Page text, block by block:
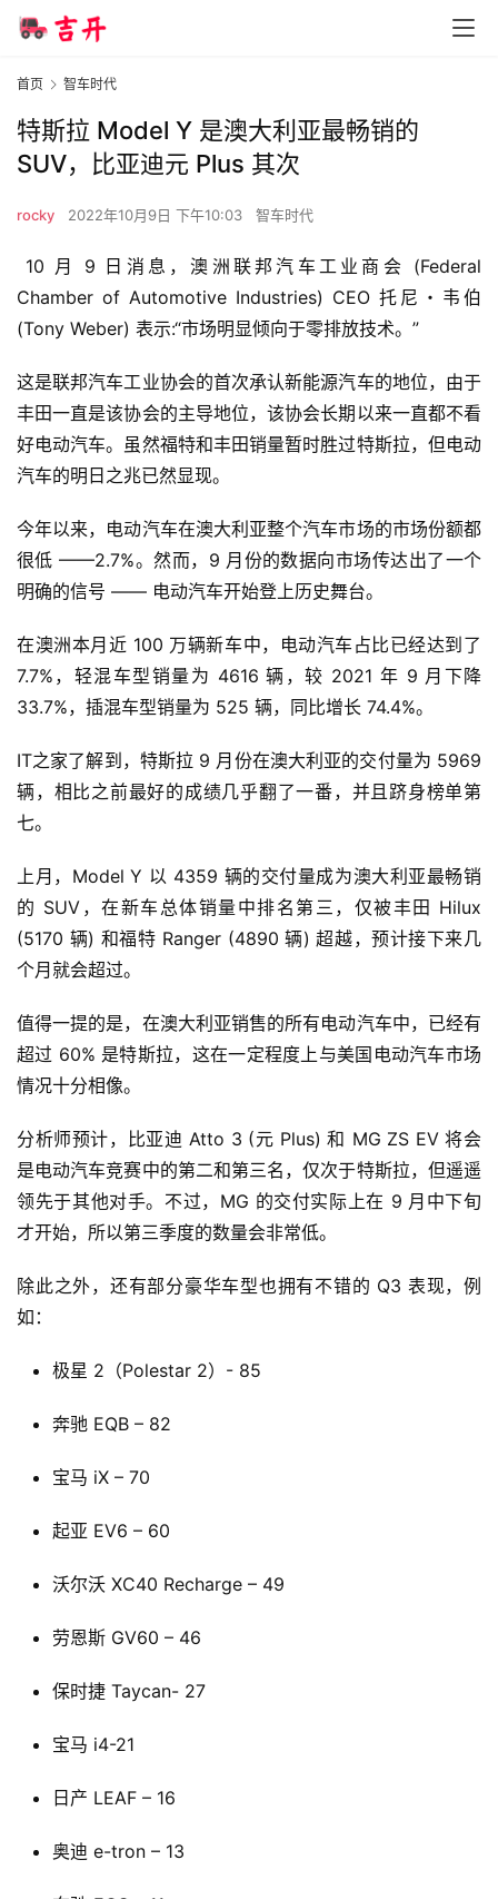
首
智
时
首页 智车时代
特斯拉 Model Y 是澳大利亚最畅销的
SUV，比亚迪元 Plus 其次
rocky 2022年10月9日 下午10:03 智车时代
10 月 9 日消息，澳洲联邦汽车工业商会 (Federal
Chamber of Automotive Industries) CEO 托尼・韦伯
(Tony Weber) 表示:“市场明显倾向于零排放技术。”
这是联邦汽车工业协会的首次承认新能源汽车的地位，由于
丰田一直是该协会的主导地位，该协会长期以来一直都不看
好电动汽车。虽然福特和丰田销量暂时胜过特斯拉，但电动
汽车的明日之兆已然显现。
今年以来，电动汽车在澳大利亚整个汽车市场的市场份额都
很低 ——2.7%。然而，9 月份的数据向市场传达出了一个
明确的信号 —— 电动汽车开始登上历史舞台。
在澳洲本月近 100 万辆新车中，电动汽车占比已经达到了
7.7%，轻混车型销量为 4616 辆，较 2021 年 9 月下降
33.7%，插混车型销量为 525 辆，同比增长 74.4%。
IT之家了解到，特斯拉 9 月份在澳大利亚的交付量为 5969
辆，相比之前最好的成绩几乎翻了一番，并且跻身榜单第
七。
上月，Model Y 以 4359 辆的交付量成为澳大利亚最畅销
的 SUV，在新车总体销量中排名第三，仅被丰田 Hilux
(5170 辆) 和福特 Ranger (4890 辆) 超越，预计接下来几
个月就会超过。
值得一提的是，在澳大利亚销售的所有电动汽车中，已经有
超过 60% 是特斯拉，这在一定程度上与美国电动汽车市场
情况十分相像。
分析师预计，比亚迪 Atto 3 (元 Plus) 和 MG ZS EV 将会
是电动汽车竞赛中的第二和第三名，仅次于特斯拉，但遥遥
领先于其他对手。不过，MG 的交付实际上在 9 月中下旬
才开始，所以第三季度的数量会非常低。
除此之外，还有部分豪华车型也拥有不错的 Q3 表现，例
如：
极星 2（Polestar 2）- 85
奔驰 EQB – 82
宝马 iX – 70
起亚 EV6 – 60
沃尔沃 XC40 Recharge – 49
劳恩斯 GV60 – 46
保时捷 Taycan- 27
宝马 i4-21
日产 LEAF – 16
奥迪 e-tron – 13